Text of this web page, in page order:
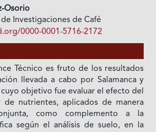
Osorio
Investigaciones de Café
0000-0001-5716-2172
Técnico es fruto de los resultados
llevada a cabo por Salamanca y
cuyo objetivo fue evaluar el efecto del
de nutrientes, aplicados de manera
como complemento a la
según el análisis de suelo, en la